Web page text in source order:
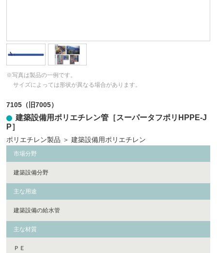
※写真は製品の一例です。
サイズによっては形状が異なる場合があります。
7105（旧7005）
建築設備用ポリエチレン管［スーパータフポリHPPE-J
P］
ポリエチレン製品 ＞ 建築設備用ポリエチレン
市場分野
建築設備分野
主な用途
建築設備の給水管
主な材質
ＰＥ